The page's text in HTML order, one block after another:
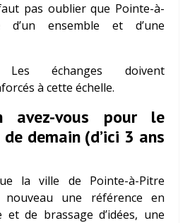
pas oublier que Pointe-à-
ensemble et d’une
Les échanges doivent
à cette échelle.
avez-vous pour le
demain (d’ici 3 ans
la ville de Pointe-à-Pitre
une référence en
de brassage d’idées, une